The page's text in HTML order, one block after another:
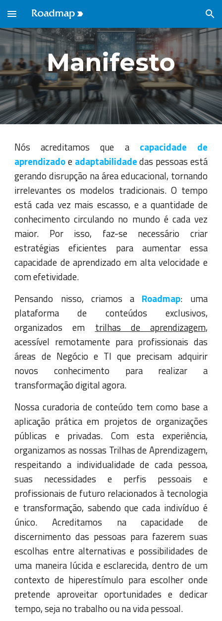
Skip to main content Skip to navigation
Manifesto
Nós acreditamos que a capacidade de
aprendizadoe adaptabilidadedas pessoas está
gerando disrupção na área educacional, tornando
irrelevantes os modelos tradicionais. O tempo
está cada vez mais escasso, e a quantidade de
conhecimento circulando no mundo é cada vez
maior. Por isso, faz-se necessário criar
estratégias eficientes para aumentar essa
capacidade de aprendizado em alta velocidade e
com efetividade.
Pensando nisso, criamos a Roadmap: uma
plataforma de conteúdos exclusivos,
organizados em trilhas de aprendizagem,
acessível remotamente para profissionais das
áreas de Negócio e TI que precisam adquirir
novos conhecimento para realizar a
transformação digital agora.
Nossa curadoria de conteúdo tem como base a
aplicação prática em projetos de organizações
públicas e privadas. Com esta experiência,
organizamos as nossas Trilhas de Aprendizagem,
respeitando a individualidade de cada pessoa,
suas necessidades e perfis pessoais e
profissionais de futuro relacionados à tecnologia
e transformação, sabendo que cada indivíduo é
único. Acreditamos na capacidade de
discernimento das pessoas para fazerem suas
escolhas entre alternativas e possibilidades de
uma maneira lúcida e esclarecida, dentro de um
contexto de hiperestímulo para escolher onde
pretende aproveitar oportunidades e dedicar
tempo, seja no trabalho ou na vida pessoal.